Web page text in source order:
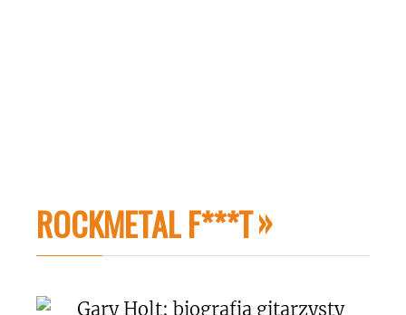
ROCKMETAL F***T